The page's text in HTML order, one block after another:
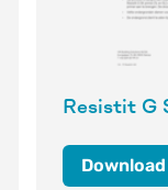
Resistit G
Download